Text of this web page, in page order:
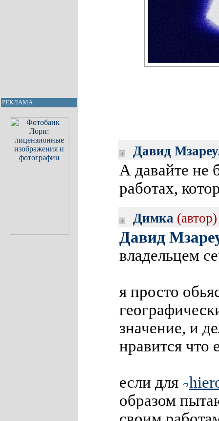
РЕКЛАМА
Давид
А давайте не
работах,
Димка (автор)
Давид
владельцем
я просто
значение, и
нравится что
если для
образом